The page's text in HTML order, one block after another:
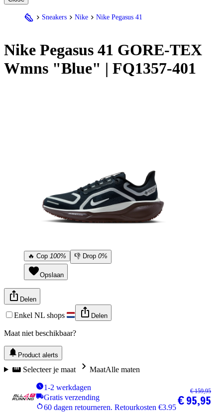
Sneakers Nike Nike Pegasus 41
Nike Pegasus 41 GORE-TEX
Wmns "Blue" | FQ1357-401
🔥 Cop 100% 👎 Drop 0%
Opslaan
Delen
Enkel NL shops Delen
Maat niet beschikbaar?
Product alerts
Selecteer je maat MaatAlle maten
1-2 werkdagen
Gratis verzending
60 dagen retourneren. Retourkosten €3.95
€ 159,95
€ 95,95